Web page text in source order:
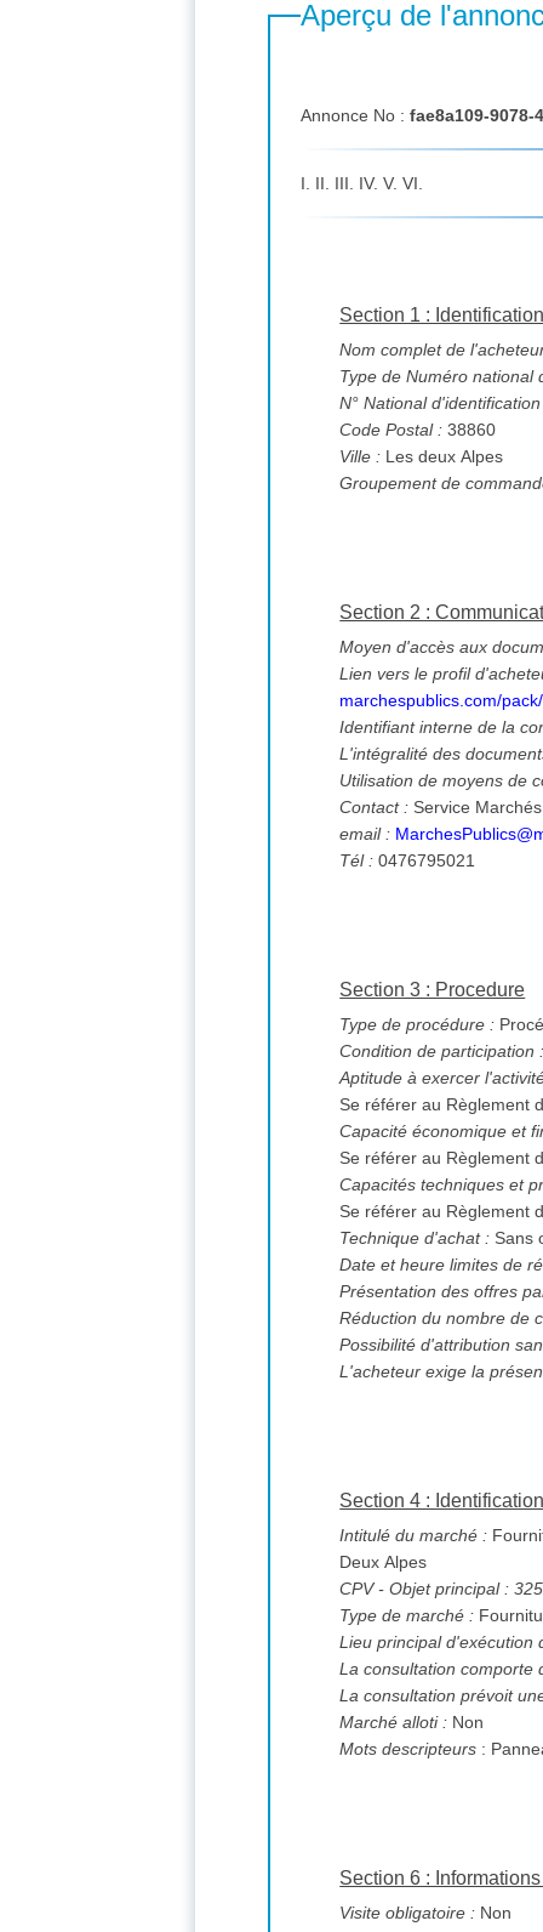
Aperçu de
Annonce No : fae8a109-9078-
I. II. III. IV. V. VI.
Section 1 :
Nom complet de
Type de Numéro national
N° National
Code Postal : 38860
Ville : Les deux Alpes
Groupement de
Section 2 :
Moyen d'accès aux
Lien vers le profil
marchespublics.com/
Identifiant interne de la
L'intégralité des
Utilisation de moyens de
Contact : Service
email :
Tél : 0476795021
Section 3 : Procedure
Type de procédure :
Condition de participation
Aptitude à exercer
Se référer au Règlement
Capacité économique et
Se référer au Règlement
Capacités techniques et
Se référer au Règlement
Technique d'achat : Sans
Date et heure limites de
Présentation des offres
Réduction du nombre de
L'acheteur exige la
Section 4 :
Intitulé du marché :
Deux Alpes
CPV- Objet principal :
Type de marché :
Lieu principal d'exécution
La consultation comporte
La consultation prévoit
Marché alloti : Non
Mots descripteurs :
Section 6 :
Visite obligatoire : Non